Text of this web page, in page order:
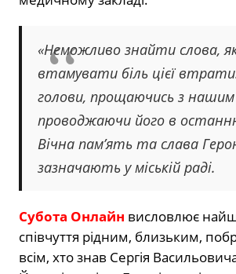
«Неможливо знайти слова,
втамувати біль цієї
голови, прощаючись з нашим
проводжаючи його в
Вічна пам’ять та слава
зазначають у міській раді.
Субота Онлайн висловлює
співчуття рідним, близьким,
всім, хто знав Сергія